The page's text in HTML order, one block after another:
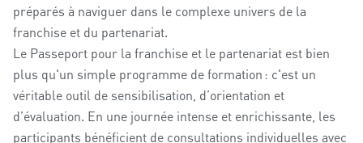
préparés à naviguer dans le complexe univers de la
franchise et du partenariat.
Le Passeport pour la franchise et le partenariat est bien
plus qu'un simple programme de formation : c'est un
véritable outil de sensibilisation, d’orientation et
d’évaluation. En une journée intense et enrichissante, les
participants bénéficient de consultations individuelles avec